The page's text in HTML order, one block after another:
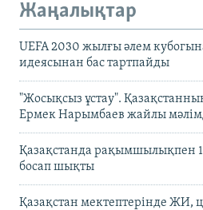
Жаңалықтар
UEFA 2030 жылғы әлем
идеясынан бас тартпайды
"Жосықсыз ұстау".
Ермек Нарымбаев жайлы
Қазақстанда рақымшылықпен
босап шықты
Қазақстан мектептерінде ЖИ,